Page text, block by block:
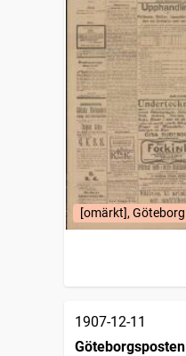
[omärkt], Göteborg
1907-12-11
Göteborgsposten